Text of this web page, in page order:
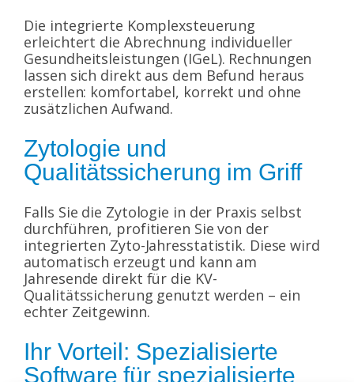
Die integrierte Komplexsteuerung
erleichtert die Abrechnung individueller
Gesundheitsleistungen (IGeL). Rechnungen
lassen sich direkt aus dem Befund heraus
erstellen: komfortabel, korrekt und ohne
zusätzlichen Aufwand.
Zytologie und
Qualitätssicherung im Griff
Falls Sie die Zytologie in der Praxis selbst
durchführen, profitieren Sie von der
integrierten Zyto-Jahresstatistik. Diese wird
automatisch erzeugt und kann am
Jahresende direkt für die KV-
Qualitätssicherung genutzt werden – ein
echter Zeitgewinn.
Ihr Vorteil: Spezialisierte
Software für spezialisierte